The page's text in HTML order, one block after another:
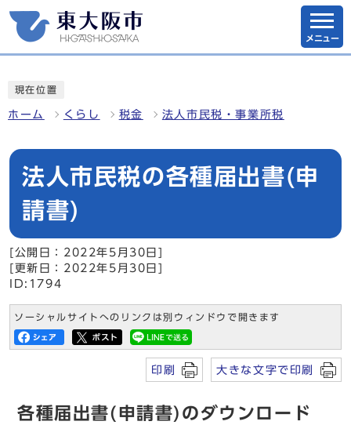
メニュー
現在位置
ホーム くらし 税金 法人市民税・事業所税
法人市民税の各種届出書(申
請書)
[公開日：2022年5月30日]
[更新日：2022年5月30日]
ID:1794
ソーシャルサイトへのリンクは別ウィンドウで開きます
印刷 大きな文字で印刷
各種届出書(申請書)のダウンロード